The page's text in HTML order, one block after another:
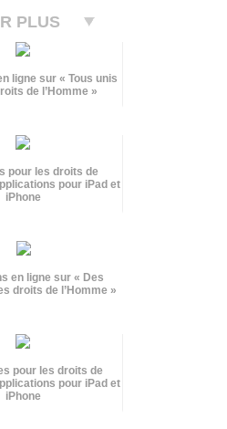
PLUS
ligne sur « Tous unis
de l’Homme »
pour les droits de
pour iPad et
iPhone
en ligne sur « Des
droits de l’Homme »
pour les droits de
pour iPad et
iPhone